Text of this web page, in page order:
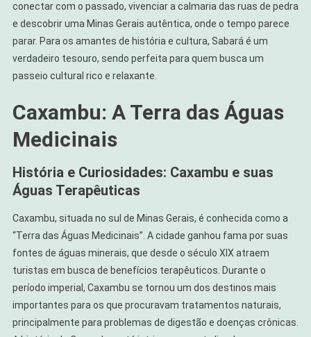
conectar com o passado, vivenciar a calmaria das ruas de pedra
e descobrir uma Minas Gerais autêntica, onde o tempo parece
parar. Para os amantes de história e cultura, Sabará é um
verdadeiro tesouro, sendo perfeita para quem busca um
passeio cultural rico e relaxante.
Caxambu: A Terra das Águas
Medicinais
História e Curiosidades: Caxambu e suas
Águas Terapêuticas
Caxambu, situada no sul de Minas Gerais, é conhecida como a
“Terra das Águas Medicinais”. A cidade ganhou fama por suas
fontes de águas minerais, que desde o século XIX atraem
turistas em busca de benefícios terapêuticos. Durante o
período imperial, Caxambu se tornou um dos destinos mais
importantes para os que procuravam tratamentos naturais,
principalmente para problemas de digestão e doenças crônicas.